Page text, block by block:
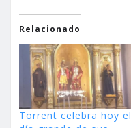
Relacionado
Torrent celebra hoy el